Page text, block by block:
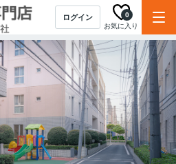
ログイン
お気に入り
0